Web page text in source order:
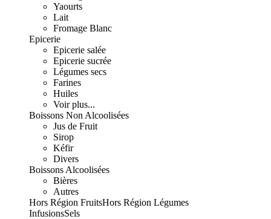
Yaourts
Lait
Fromage Blanc
Epicerie
Epicerie salée
Epicerie sucrée
Légumes secs
Farines
Huiles
Voir plus...
Boissons Non Alcoolisées
Jus de Fruit
Sirop
Kéfir
Divers
Boissons Alcoolisées
Bières
Autres
Hors Région FruitsHors Région Légumes
InfusionsSels